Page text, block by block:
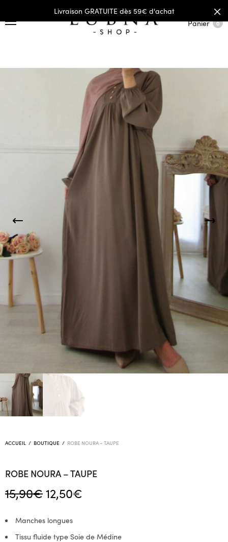
Livraison GRATUITE dès 59€ d'achat
Panier
0
ACCUEIL / BOUTIQUE / ROBE NOURA – TAUPE
ROBE NOURA – TAUPE
15,90€Le prix
initial
était :
15,90€.
12,50€
Manches longues
Tissu fluide type Soie de Médine